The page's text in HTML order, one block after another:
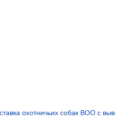
охотничьих собак ВОО с